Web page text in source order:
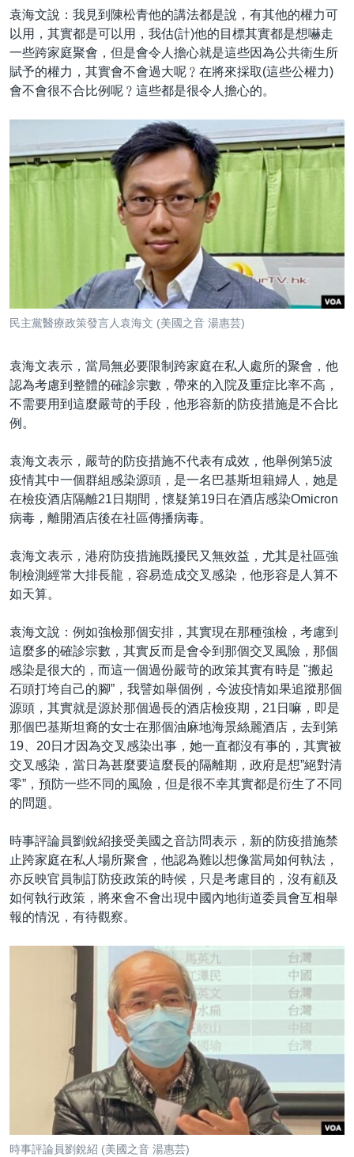
袁海文說：我見到陳松青他的講法都是說，有其他的權力可
以用，其實都是可以用，我估(計)他的目標其實都是想嚇走
一些跨家庭聚會，但是會令人擔心就是這些因為公共衛生所
賦予的權力，其實會不會過大呢﹖在將來採取(這些公權力)
會不會很不合比例呢﹖這些都是很令人擔心的。
民主黨醫療政策發言人袁海文 (美國之音 湯惠芸)
袁海文表示，當局無必要限制跨家庭在私人處所的聚會，他
認為考慮到整體的確診宗數，帶來的入院及重症比率不高，
不需要用到這麼嚴苛的手段，他形容新的防疫措施是不合比
例。
袁海文表示，嚴苛的防疫措施不代表有成效，他舉例第5波
疫情其中一個群組感染源頭，是一名巴基斯坦籍婦人，她是
在檢疫酒店隔離21日期間，懷疑第19日在酒店感染Omicron
病毒，離開酒店後在社區傳播病毒。
袁海文表示，港府防疫措施既擾民又無效益，尤其是社區強
制檢測經常大排長龍，容易造成交叉感染，他形容是人算不
如天算。
袁海文說：例如強檢那個安排，其實現在那種強檢，考慮到
這麼多的確診宗數，其實反而是會令到那個交叉風險，那個
感染是很大的，而這一個過份嚴苛的政策其實有時是 "搬起
石頭打垮自己的腳”，我譬如舉個例，今波疫情如果追蹤那個
源頭，其實就是源於那個過長的酒店檢疫期，21日嘛，即是
那個巴基斯坦裔的女士在那個油麻地海景絲麗酒店，去到第
19、20日才因為交叉感染出事，她一直都沒有事的，其實被
交叉感染，當日為甚麼要這麼長的隔離期，政府是想”絕對清
零”，預防一些不同的風險，但是很不幸其實都是衍生了不同
的問題。
時事評論員劉銳紹接受美國之音訪問表示，新的防疫措施禁
止跨家庭在私人場所聚會，他認為難以想像當局如何執法，
亦反映官員制訂防疫政策的時候，只是考慮目的，沒有顧及
如何執行政策，將來會不會出現中國內地街道委員會互相舉
報的情況，有待觀察。
時事評論員劉銳紹 (美國之音 湯惠芸)